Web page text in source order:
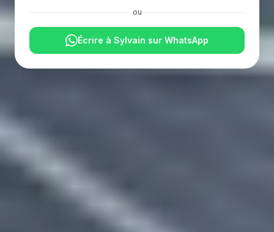
ou
Écrire à Sylvain sur WhatsApp